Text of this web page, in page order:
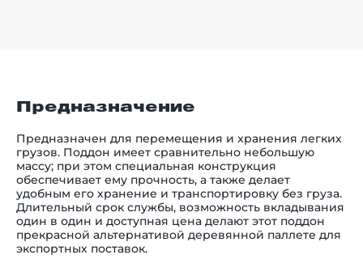
Предназначение
Предназначен для перемещения и хранения легких
грузов. Поддон имеет сравнительно небольшую
массу; при этом специальная конструкция
обеспечивает ему прочность, а также делает
удобным его хранение и транспортировку без груза.
Длительный срок службы, возможность вкладывания
один в один и доступная цена делают этот поддон
прекрасной альтернативой деревянной паллете для
экспортных поставок.